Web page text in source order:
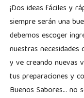
¡Dos ideas fáciles y
siempre serán una
debemos escoger
nuestras
y ve creando nuevas
tus preparaciones y
Buenos Sabores… no